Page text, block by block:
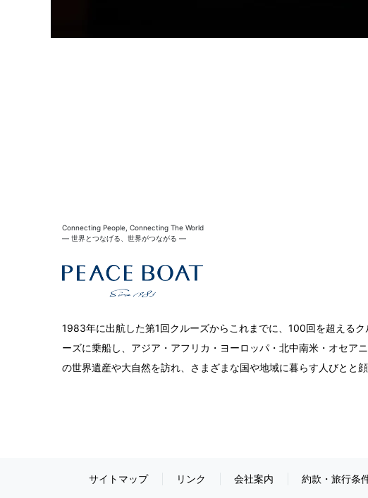
Connecting People, Connecting The World
― 世界とつなげる、世界がつながる ―
1983年に出航した第1回クルーズからこれまでに、100回を超える
ーズに乗船し、アジア・アフリカ・ヨーロッパ・北中南米・オセア
の世界遺産や大自然を訪れ、さまざまな国や地域に暮らす人びとと
サイトマップ リンク 会社案内 約款・旅行条